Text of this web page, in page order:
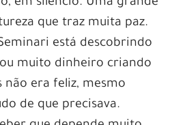
em silêncio. Uma grande
que traz muita paz.
está descobrindo
muito dinheiro criando
não era feliz, mesmo
de que precisava.